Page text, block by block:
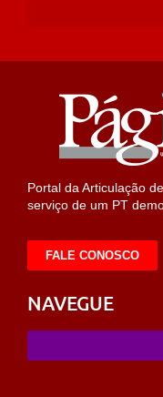
Portal da Articulação
serviço de um PT
FALE CONOSCO
NAVEGUE